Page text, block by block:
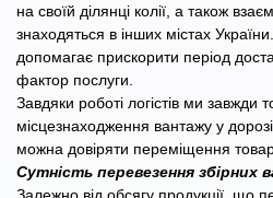
на своїй ділянці колії, а також
знаходяться в інших містах
допомагає прискорити період
фактор послуги.
Завдяки роботі логістів ми завжди
місцезнаходження вантажу у
можна довіряти переміщення
Сутність перевезення збірних